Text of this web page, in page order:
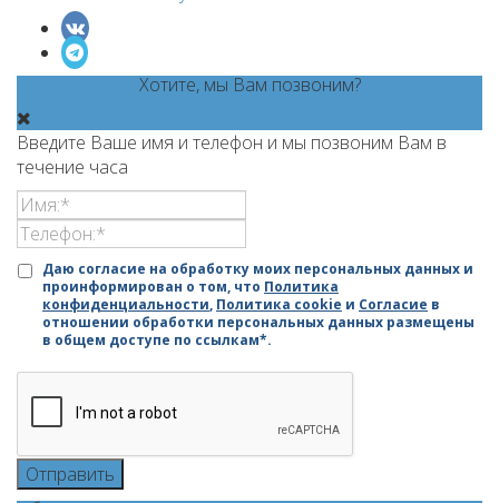
Хотите, мы Вам позвоним?
Введите Ваше имя и телефон и мы позвоним Вам в
течение часа
Даю согласие на обработку моих персональных данных и
проинформирован о том, что Политика
конфиденциальности, Политика cookie и Согласие в
отношении обработки персональных данных размещены
в общем доступе по ссылкам*.
Отправить